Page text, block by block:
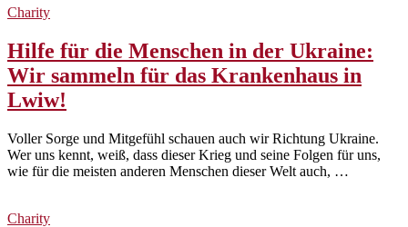
Charity
Hilfe für die Menschen in der Ukraine:
Wir sammeln für das Krankenhaus in
Lwiw!
Voller Sorge und Mitgefühl schauen auch wir Richtung Ukraine.
Wer uns kennt, weiß, dass dieser Krieg und seine Folgen für uns,
wie für die meisten anderen Menschen dieser Welt auch, …
Charity